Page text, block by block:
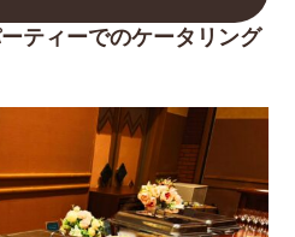
ティーでのケータリング